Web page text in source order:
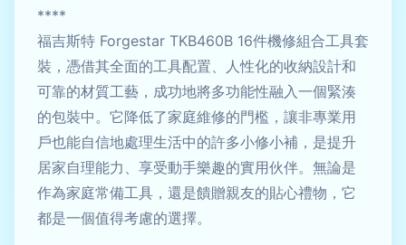
****
福吉斯特 Forgestar TKB460B 16件機修組合工具套
裝，憑借其全面的工具配置、人性化的收納設計和
可靠的材質工藝，成功地將多功能性融入一個緊湊
的包裝中。它降低了家庭維修的門檻，讓非專業用
戶也能自信地處理生活中的許多小修小補，是提升
居家自理能力、享受動手樂趣的實用伙伴。無論是
作為家庭常備工具，還是饋贈親友的貼心禮物，它
都是一個值得考慮的選擇。